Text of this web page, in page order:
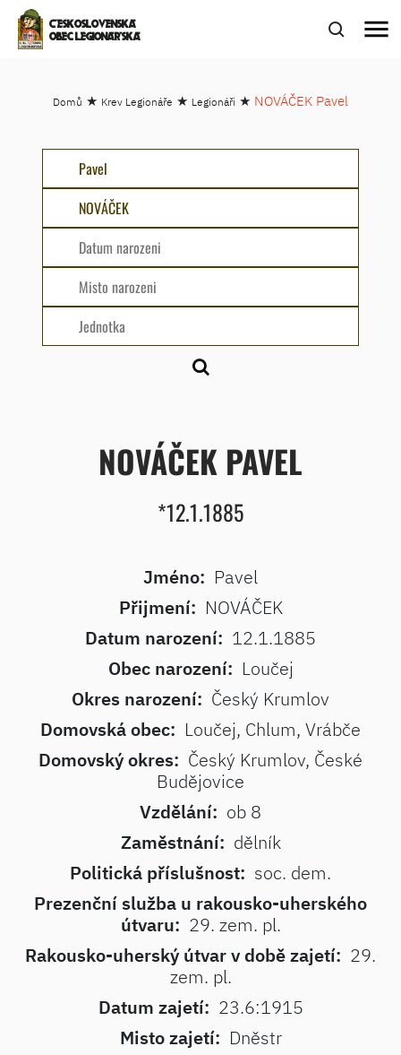
ČESKOSLOVENSKÁ
OBEC LEGIONÁŘSKÁ
menu
Domů ★ Krev Legionáře ★ Legionáři ★ NOVÁČEK Pavel
NOVÁČEK PAVEL
*12.1.1885
Jméno: Pavel
Přijmení: NOVÁČEK
Datum narození: 12.1.1885
Obec narození: Loučej
Okres narození: Český Krumlov
Domovská obec: Loučej, Chlum, Vrábče
Domovský okres: Český Krumlov, České
Budějovice
Vzdělání: ob 8
Zaměstnání: dělník
Politická příslušnost: soc. dem.
Prezenční služba u rakousko-uherského
útvaru: 29. zem. pl.
Rakousko-uherský útvar v době zajetí: 29.
zem. pl.
Datum zajetí: 23.6:1915
Misto zajetí: Dněstr